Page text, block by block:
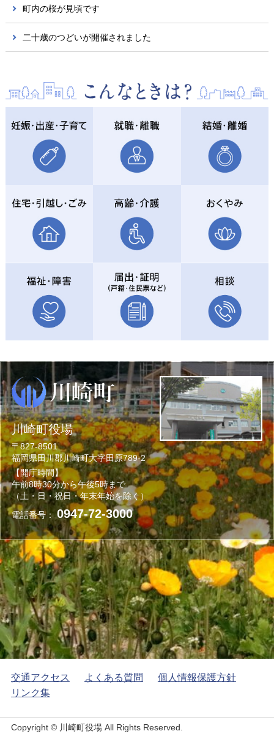
町内の桜が見頃です
二十歳のつどいが開催されました
川崎町役場
〒827-8501
福岡県田川郡川崎町大字田原789-2
【開庁時間】
午前8時30分から午後5時まで
（土・日・祝日・年末年始を除く）
電話番号：0947-72-3000
交通アクセス よくある質問
個人情報保護方針
リンク集
Copyright © 川崎町役場 All Rights Reserved.